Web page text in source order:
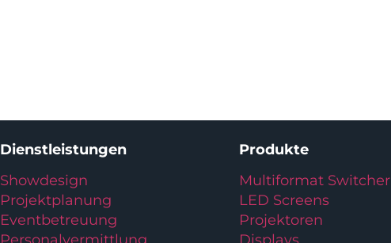
Dienstleistungen
Showdesign
Projektplanung
Eventbetreuung
Produkte
Multiformat Switcher
LED Screens
Projektoren